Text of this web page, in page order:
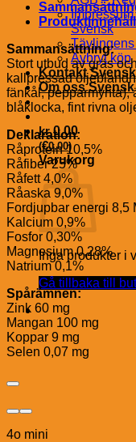
Svensk
Avbryt köp
Kontakt Svensk
Om oss Svensk
kr0.00
(€0.00)
Varukorg
Inga produkter i
Gå tillbaka till
Produktinnehåll
Sammansättning:
Stort utbud av gräs
kallpressad
fänkål, pepparmynta),
blåklocka, fint rivna
Deklaration:
Råprotein 10,5%
Råfiber 25%
Råfett 4,0%
Råaska 9,0%
Fordjupbar energi 8,5
Kalcium 0,9%
Fosfor 0,30%
Magnesium 0,28%
Natrium 0,1%
Spårämnen:
Zink 60 mg
Mangan 100 mg
Koppar 9 mg
Selen 0,07 mg
4o mini